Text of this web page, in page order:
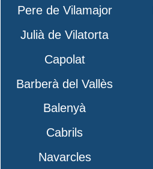
Pere de Vilamajor
Julià de Vilatorta
Capolat
Barberà del Vallès
Balenyà
Cabrils
Navarcles